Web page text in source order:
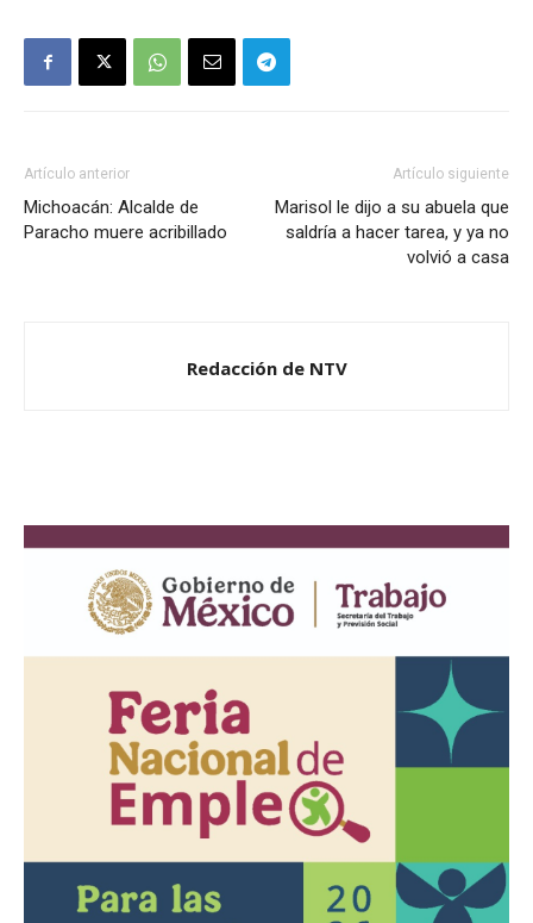
Artículo anterior
Michoacán: Alcalde de
Paracho muere acribillado
Artículo siguiente
Marisol le dijo a su abuela que
saldría a hacer tarea, y ya no
volvió a casa
Redacción de NTV